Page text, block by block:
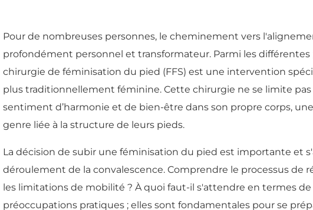
Pour de nombreuses personnes, le cheminement vers
profondément personnel et transformateur. Parmi les
chirurgie de féminisation du pied (FFS) est une intervention
plus traditionnellement féminine. Cette chirurgie ne se limite
sentiment d’harmonie et de bien-être dans son propre corps,
genre liée à la structure de leurs pieds.
La décision de subir une féminisation du pied est importante et
déroulement de la convalescence. Comprendre le processus
les limitations de mobilité ? À quoi faut-il s'attendre en termes
préoccupations pratiques ; elles sont fondamentales pour se